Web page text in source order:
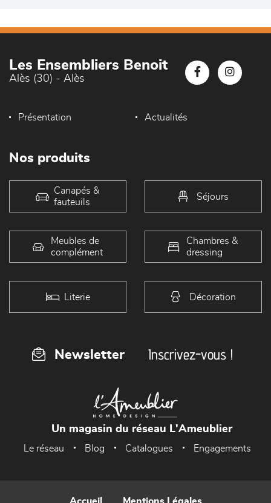
Les Ensembliers Benoit
Alès (30) - Alès
Présentation Actualités
Nos produits
Canapés &
fauteuils
Séjours
Meubles de
complément
Chambres &
dressing
Literie Décoration
Newsletter Inscrivez-vous !
Un magasin du réseau L'Ameublier
Le réseau Blog Catalogues Engagements